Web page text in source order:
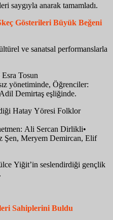
saygıyla anarak tamamladı.
Gösterileri Büyük Beğeni
ve sanatsal performanslarla
Tosun
yönetiminde, Öğrenciler:
Demirtaş eşliğinde.
Hatay Yöresi Folklor
Ali Sercan Dirlikli•
Şen, Meryem Demircan, Elif
Yiğit’in seslendirdiği gençlik
Sahiplerini Buldu